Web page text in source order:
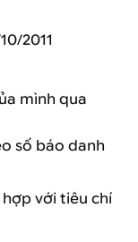
2011
mình qua
số báo danh
hợp với tiêu chí